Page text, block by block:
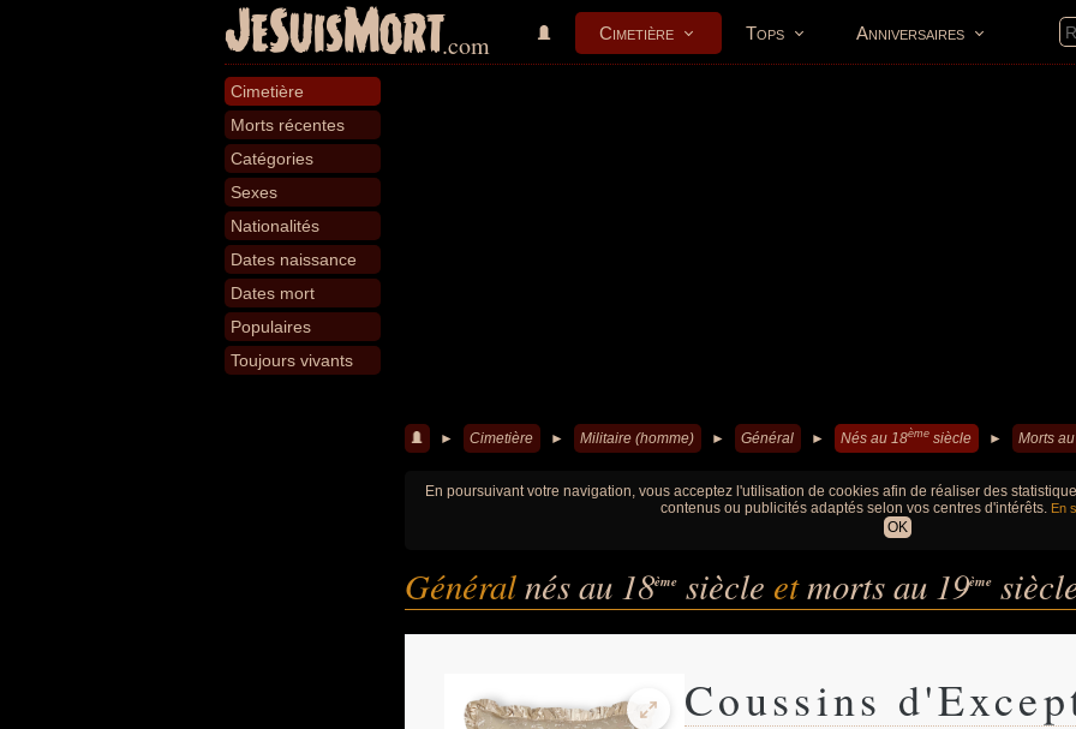
JeSuisMort.com Cimetière Tops Anniversaires
Cimetière
Morts récentes
Catégories
Sexes
Nationalités
Dates naissance
Dates mort
Populaires
Toujours vivants
► Cimetière ► Militaire (homme) ► Général ► Nés au 18ème siècle ► Morts
En poursuivant votre navigation, vous acceptez l'utilisation de cookies afin de réaliser des
contenus ou publicités adaptés selon vos centres d'intérêts. En
OK
Généralnés au 18ème siècle etmorts au 19ème
Coussins